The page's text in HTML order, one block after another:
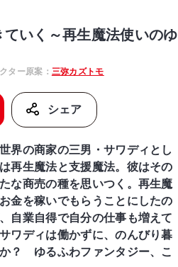
いく～再生魔法使いのゆ
ター原案： 三弥カズトモ
シェア
界の商家の三男・サワディとし
再生魔法と支援魔法。彼はその
な商売の種を思いつく。再生魔
金を稼いでもらうことにしたの
自業自得で自分の仕事も増えて
ワディは働かずに、のんびり暮
？ ゆるふわファンタジー、こ